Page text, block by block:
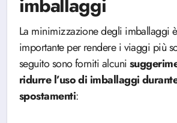
imballaggi
La minimizzazione degli imballaggi
importante per rendere i viaggi più
seguito sono forniti alcuni
ridurre l’uso di imballaggi
spostamenti: